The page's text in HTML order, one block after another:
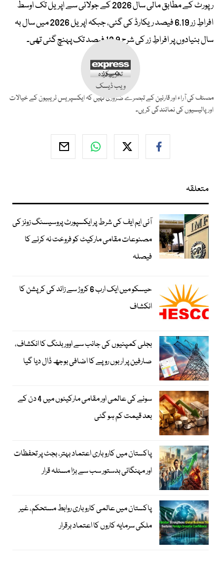
رپورٹ کے مطابق مالی سال 2026 کے جولائی سے اپریل تک اوسط
افراطِ زر 6.19 فیصد ریکارڈ کی گئی، جبکہ اپریل 2026 میں سال بہ
سال بنیادوں پر افراطِ زر کی شرح 10.9 فیصد تک پہنچ گئی تھی۔
تحریر کردہ
ویب ڈیسک
مصنف کی آراء اور قارئین کے تبصرے ضروری نہیں کہ ایکسپریس ٹریبیون کے خیالات
اور پالیسیوں کی نمائندگی کریں۔
متعلقہ
آئی ایم ایف کی شرط پر ایکسپورٹ پروسیسنگ زونز کی
مصنوعات مقامی مارکیٹ کو فروخت نہ کرنے کا
فیصلہ
حیسکو میں ایک ارب 6 کروڑ سے زائد کی کرپشن کا
انکشاف
بجلی کمپنیوں کی جانب سے اوور بلنگ کا انکشاف،
صارفین پر اربوں روپے کا اضافی بوجھ ڈال دیا گیا
سونے کی عالمی اور مقامی مارکیٹوں میں 4 دن کے
بعد قیمت کم ہو گئی
پاکستان میں کاروباری اعتماد بہتر، بجٹ پر تحفظات
اور مہنگائی بدستور سب سے بڑا مسئلہ قرار
پاکستان میں عالمی کاروباری روابط مستحکم، غیر
ملکی سرمایہ کاروں کا اعتماد برقرار